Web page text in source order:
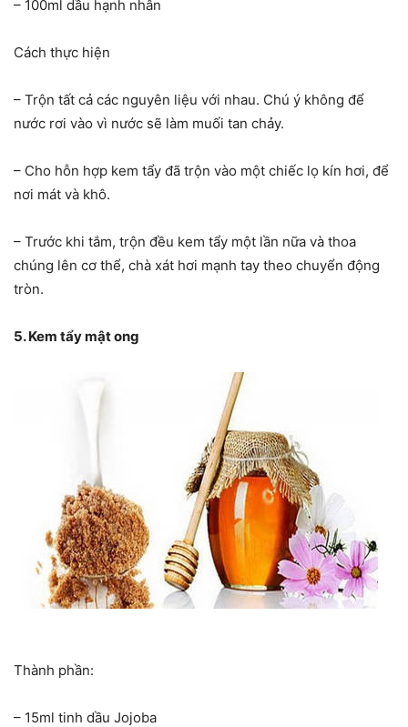
– 100ml dầu hạnh nhân
Cách thực hiện
– Trộn tất cả các nguyên liệu với nhau. Chú ý không để
nước rơi vào vì nước sẽ làm muối tan chảy.
– Cho hỗn hợp kem tẩy đã trộn vào một chiếc lọ kín hơi, để
nơi mát và khô.
– Trước khi tắm, trộn đều kem tẩy một lần nữa và thoa
chúng lên cơ thể, chà xát hơi mạnh tay theo chuyển động
tròn.
5. Kem tẩy mật ong
Thành phần:
– 15ml tinh dầu Jojoba